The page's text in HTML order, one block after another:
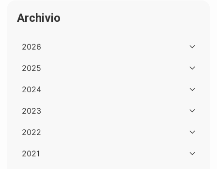
Archivio
2026
2025
2024
2023
2022
2021